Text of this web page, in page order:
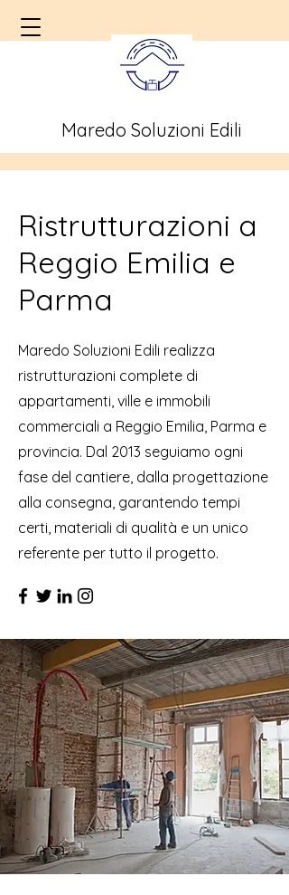
Maredo Soluzioni Edili
Ristrutturazioni a
Reggio Emilia e
Parma
Maredo Soluzioni Edili realizza
ristrutturazioni complete di
appartamenti, ville e immobili
commerciali a Reggio Emilia, Parma e
provincia. Dal 2013 seguiamo ogni
fase del cantiere, dalla progettazione
alla consegna, garantendo tempi
certi, materiali di qualità e un unico
referente per tutto il progetto.